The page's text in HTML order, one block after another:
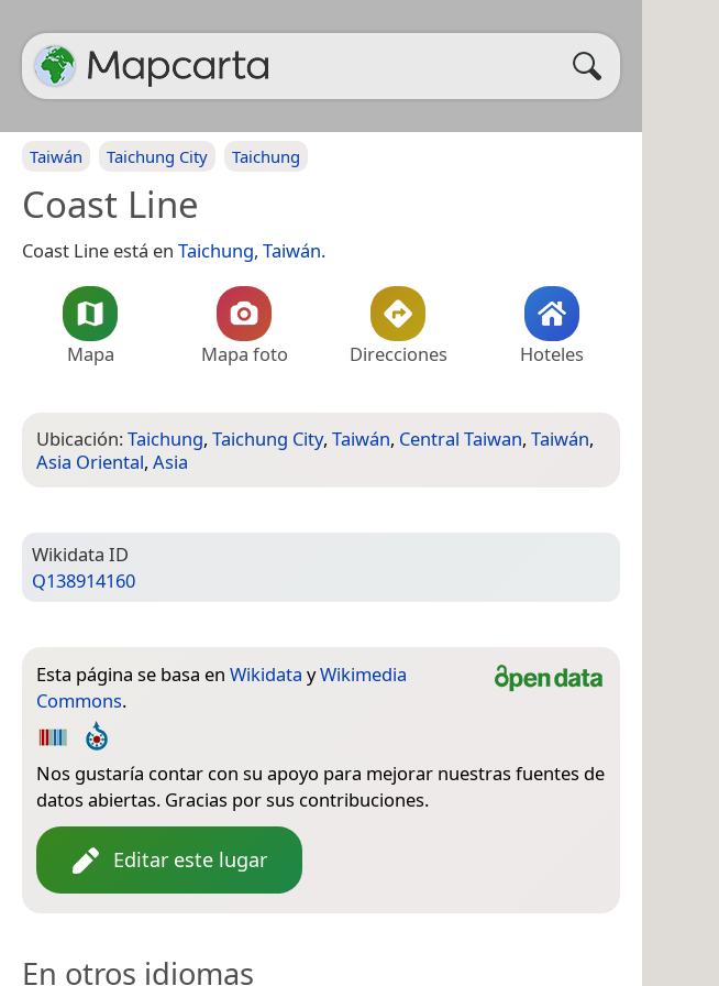
Taiwán Taichung City Taichung
Coast Line
Coast Line está en Taichung, Taiwán.
Mapa Mapa foto Direcciones Hoteles
Ubicación:Taichung, Taichung City, Taiwán, Central Taiwan, Taiwán,
Asia Oriental, Asia
Wiki­data ID
Q138914160
Esta página se basa en Wikidata yWikimedia
Commons.
Nos gustaría contar con su apoyo para mejorar nuestras fuentes de
datos abiertas. Gracias por sus contribuciones.
Editar este lugar
En otros idiomas